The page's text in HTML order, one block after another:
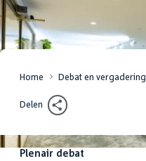
Home Debat en vergadering
Delen
Plenair debat